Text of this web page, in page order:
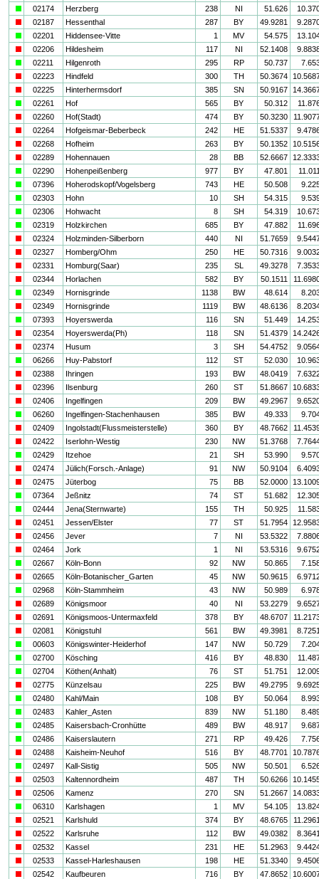
02174 Herzberg 238 NI 51.626
02187 Hessenthal 287 BY 49.9281
02201 Hiddensee-Vitte 1 MV 54.575
02206 Hildesheim 117 NI 52.1408
02211 Hilgenroth 295 RP 50.737
02223 Hindfeld 300 TH 50.3674
02225 Hinterhermsdorf 385 SN 50.9167
02261 Hof 565 BY 50.312
02260 Hof(Stadt) 474 BY 50.3230
02264 Hofgeismar-Beberbeck 242 HE 51.5337
02268 Hofheim 263 BY 50.1352
02289 Hohennauen 28 BB 52.6667
02290 Hohenpeißenberg 977 BY 47.801
07396 Hoherodskopf/Vogelsberg 743 HE 50.508
02303 Hohn 10 SH 54.315
02306 Hohwacht 8 SH 54.319
02319 Holzkirchen 685 BY 47.882
02324 Holzminden-Silberborn 440 NI 51.7659
02327 Homberg/Ohm 250 HE 50.7316
02331 Homburg(Saar) 235 SL 49.3278
02344 Horlachen 582 BY 50.1511
02349 Hornisgrinde 1138 BW 48.614
02349 Hornisgrinde 1119 BW 48.6136
07393 Hoyerswerda 116 SN 51.449
02354 Hoyerswerda(Ph) 118 SN 51.4379
02374 Husum 3 SH 54.4752
06266 Huy-Pabstorf 112 ST 52.030
02388 Ihringen 193 BW 48.0419
02396 Ilsenburg 260 ST 51.8667
02406 Ingelfingen 209 BW 49.2967
06260 Ingelfingen-Stachenhausen 385 BW 49.333
02409 Ingolstadt(Flussmeisterstelle) 360 BY 48.7662
02422 Iserlohn-Westig 230 NW 51.3768
02429 Itzehoe 21 SH 53.990
02474 Jülich(Forsch.-Anlage) 91 NW 50.9104
02475 Jüterbog 75 BB 52.0000
07364 Jeßnitz 74 ST 51.682
02444 Jena(Sternwarte) 155 TH 50.925
02451 Jessen/Elster 77 ST 51.7954
02456 Jever 7 NI 53.5322
02464 Jork 1 NI 53.5316
02667 Köln-Bonn 92 NW 50.865
02665 Köln-Botanischer_Garten 45 NW 50.9615
02968 Köln-Stammheim 43 NW 50.989
02689 Königsmoor 40 NI 53.2279
02691 Königsmoos-Untermaxfeld 378 BY 48.6707
02081 Königstuhl 561 BW 49.3981
00603 Königswinter-Heiderhof 147 NW 50.729
02700 Kösching 416 BY 48.830
02704 Köthen(Anhalt) 76 ST 51.751
02775 Künzelsau 225 BW 49.2795
02480 Kahl/Main 108 BY 50.064
02483 Kahler_Asten 839 NW 51.180
02485 Kaisersbach-Cronhütte 489 BW 48.917
02486 Kaiserslautern 271 RP 49.426
02488 Kaisheim-Neuhof 516 BY 48.7701
02497 Kall-Sistig 505 NW 50.501
02503 Kaltennordheim 487 TH 50.6266
02506 Kamenz 270 SN 51.2667
06310 Karlshagen 1 MV 54.105
02521 Karlshuld 374 BY 48.6765
02522 Karlsruhe 112 BW 49.0382
02532 Kassel 231 HE 51.2963
02533 Kassel-Harleshausen 198 HE 51.3340
02542 Kaufbeuren 716 BY 47.8652